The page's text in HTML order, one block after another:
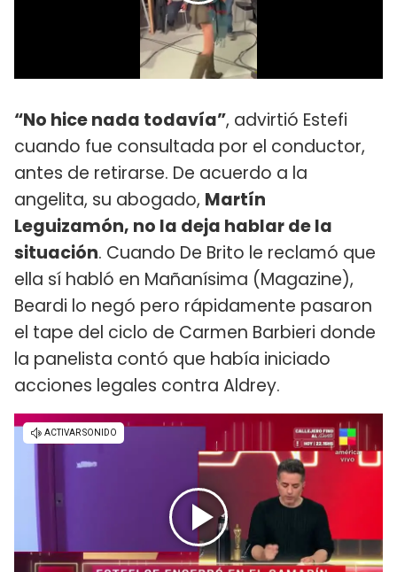
“No hice nada todavía”, advirtió Estefi
cuando fue consultada por el conductor,
antes de retirarse. De acuerdo a la
angelita, su abogado, Martín
Leguizamón, no la deja hablar de la
situación. Cuando De Brito le reclamó que
ella sí habló en Mañanísima (Magazine),
Beardi lo negó pero rápidamente pasaron
el tape del ciclo de Carmen Barbieri donde
la panelista contó que había iniciado
acciones legales contra Aldrey.